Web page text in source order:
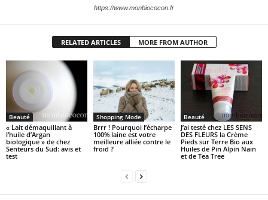
https://www.monbiococon.fr
RELATED ARTICLES MORE FROM AUTHOR
Beauté
« Lait démaquillant à
l’huile d’Argan
biologique » de chez
Senteurs du Sud: avis et
test
Shopping Mode
Brrr ! Pourquoi l’écharpe
100% laine est votre
meilleure alliée contre le
froid ?
Beauté
J’ai testé chez LES SENS
DES FLEURS la Crème
Pieds sur Terre Bio aux
Huiles de Pin Alpin Nain
et de Tea Tree